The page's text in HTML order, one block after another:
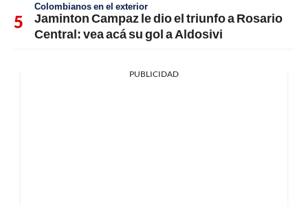
Colombianos en el exterior
Jaminton Campaz le dio el triunfo a Rosario
Central: vea acá su gol a Aldosivi
PUBLICIDAD